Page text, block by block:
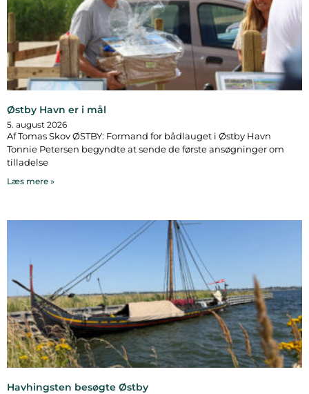
Østby Havn er i mål
5. august 2026
Af Tomas Skov ØSTBY: Formand for bådlauget i Østby Havn
Tonnie Petersen begyndte at sende de første ansøgninger om
tilladelse
Læs mere »
Havhingsten besøgte Østby